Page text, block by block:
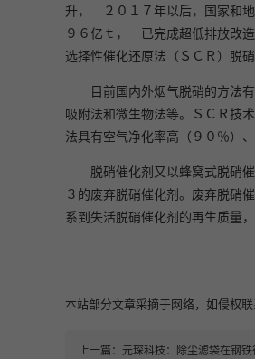
升， ２０１７年以后，国家和地
９６亿ｔ， 已完成超低排放改
选择性催化还原法（ＳＣＲ）脱
目前国内外烟气脱硝的方法
吸附法和微生物法等。ＳＣＲ技
法具有空气净化率高（９０％）
脱硝催化剂又以蜂窝式脱硝
３的废弃脱硝催化剂。废弃脱硝
系到失活脱硝催化剂的再生质量
本站部分文章采摘于网络，如侵权
上一篇： 元琛科技：除尘滤袋在钢铁